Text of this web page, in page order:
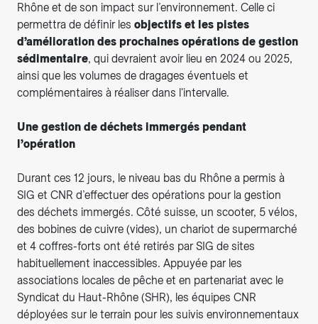
Rhône et de son impact sur l’environnement. Celle ci
permettra de définir les objectifs et les pistes
d’amélioration des prochaines opérations de gestion
sédimentaire, qui devraient avoir lieu en 2024 ou 2025,
ainsi que les volumes de dragages éventuels et
complémentaires à réaliser dans l'intervalle.
Une gestion de déchets immergés pendant
l’opération
Durant ces 12 jours, le niveau bas du Rhône a permis à
SIG et CNR d’effectuer des opérations pour la gestion
des déchets immergés. Côté suisse, un scooter, 5 vélos,
des bobines de cuivre (vides), un chariot de supermarché
et 4 coffres-forts ont été retirés par SIG de sites
habituellement inaccessibles. Appuyée par les
associations locales de pêche et en partenariat avec le
Syndicat du Haut-Rhône (SHR), les équipes CNR
déployées sur le terrain pour les suivis environnementaux